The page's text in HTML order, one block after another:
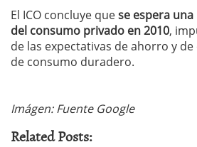
El ICO concluye quese espera
del consumo privado en 2010,
de las expectativas de ahorro y
de consumo duradero.
Imágen: Fuente Google
Related Posts: